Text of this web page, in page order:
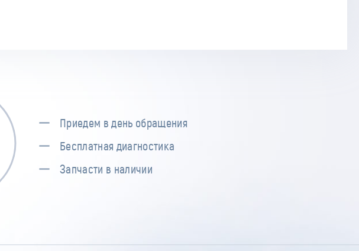
Приедем в день обращения
Бесплатная диагностика
Запчасти в наличии